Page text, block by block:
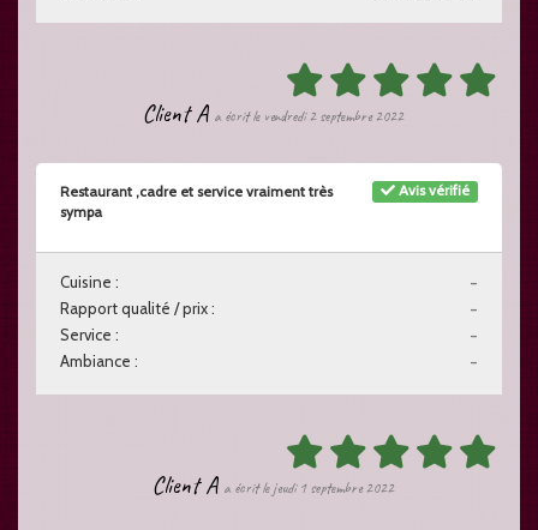
Client A a écrit le vendredi 2 septembre 2022
Avis vérifié
Restaurant ,cadre et service vraiment très
sympa
-
Cuisine :
-
Rapport qualité / prix :
-
Service :
-
Ambiance :
Client A a écrit le jeudi 1 septembre 2022